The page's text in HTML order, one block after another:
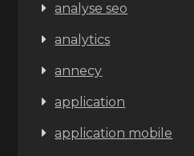
analyse seo
analytics
annecy
application
application mobile